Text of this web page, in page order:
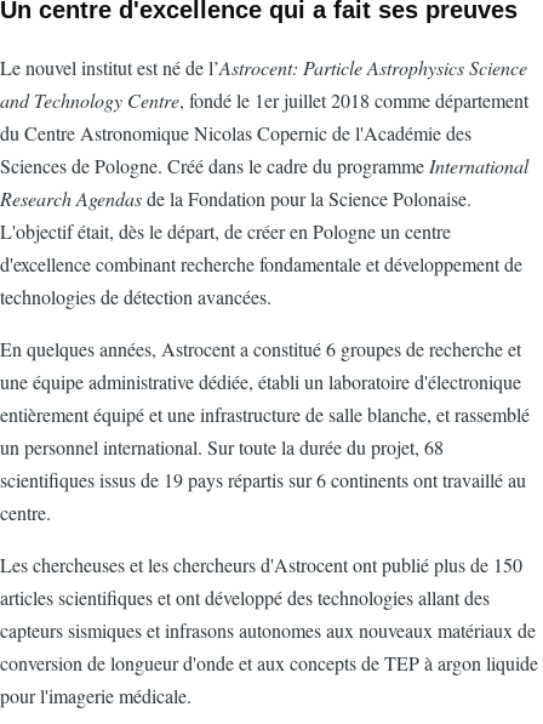
Un centre d'excellence qui a fait ses preuves
Le nouvel institut est né de l’Astrocent: Particle Astrophysics Science
and Technology Centre, fondé le 1er juillet 2018 comme département
du Centre Astronomique Nicolas Copernic de l'Académie des
Sciences de Pologne. Créé dans le cadre du programme International
Research Agendasde la Fondation pour la Science Polonaise.
L'objectif était, dès le départ, de créer en Pologne un centre
d'excellence combinant recherche fondamentale et développement de
technologies de détection avancées.
En quelques années, Astrocent a constitué 6 groupes de recherche et
une équipe administrative dédiée, établi un laboratoire d'électronique
entièrement équipé et une infrastructure de salle blanche, et rassemblé
un personnel international. Sur toute la durée du projet, 68
scientifiques issus de 19 pays répartis sur 6 continents ont travaillé au
centre.
Les chercheuses et les chercheurs d'Astrocent ont publié plus de 150
articles scientifiques et ont développé des technologies allant des
capteurs sismiques et infrasons autonomes aux nouveaux matériaux de
conversion de longueur d'onde et aux concepts de TEP à argon liquide
pour l'imagerie médicale.